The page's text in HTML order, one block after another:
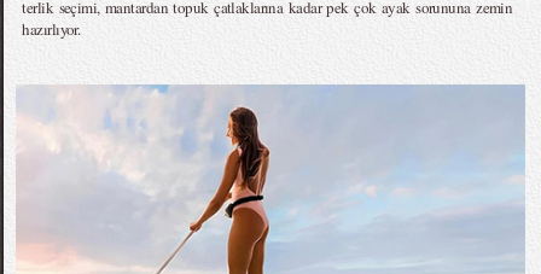
terlik seçimi, mantardan topuk çatlaklarına kadar pek çok ayak sorununa zemin
hazırlıyor.